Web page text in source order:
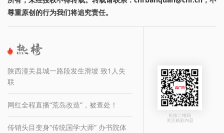
尊重原创的行为我们将追究责任。
陕西潼关县城一路段发生滑坡 致1人失
联
网红全程直播“荒岛改造”，被查处！
传销头目变身“传统国学大师” 办书院体
长按二维码
关注精彩内容